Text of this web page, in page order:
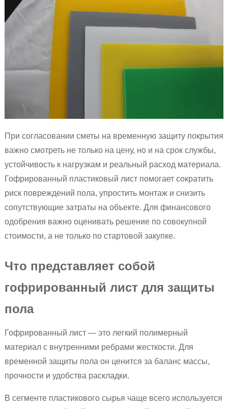
При согласовании сметы на временную защиту покрытия
важно смотреть не только на цену, но и на срок службы,
устойчивость к нагрузкам и реальный расход материала.
Гофрированный пластиковый лист помогает сократить
риск повреждений пола, упростить монтаж и снизить
сопутствующие затраты на объекте. Для финансового
одобрения важно оценивать решение по совокупной
стоимости, а не только по стартовой закупке.
Что представляет собой
гофрированный лист для защиты
пола
Гофрированный лист — это легкий полимерный
материал с внутренними ребрами жесткости. Для
временной защиты пола он ценится за баланс массы,
прочности и удобства раскладки.
В сегменте пластикового сырья чаще всего используется